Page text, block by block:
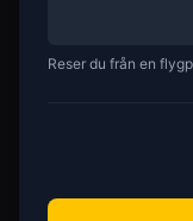
Reser du från en